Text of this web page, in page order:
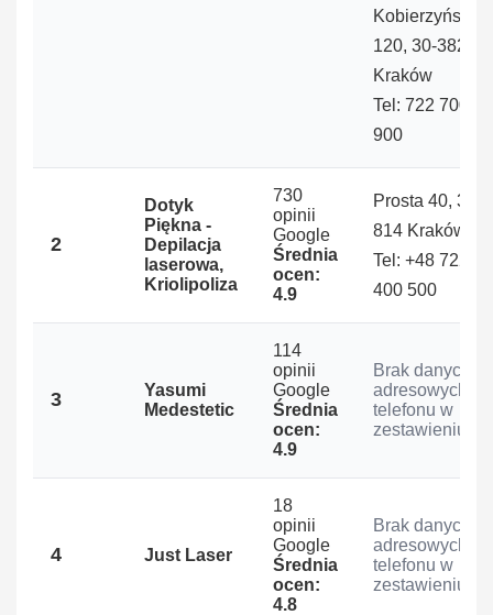
Kobierzyńska
120, 30-382
Kraków
Tel: 722 700
900
2
Dotyk
Piękna -
Depilacja
laserowa,
Kriolipoliza
730
opinii
Google
Średnia
ocen:
4.9
Prosta 40, 30-
814 Kraków
Tel: +48 722
400 500
3
Yasumi
Medestetic
114
opinii
Google
Średnia
ocen:
4.9
Brak danych
adresowych i
telefonu w
zestawieniu
4 Just Laser
18
opinii
Google
Średnia
ocen:
4.8
Brak danych
adresowych i
telefonu w
zestawieniu